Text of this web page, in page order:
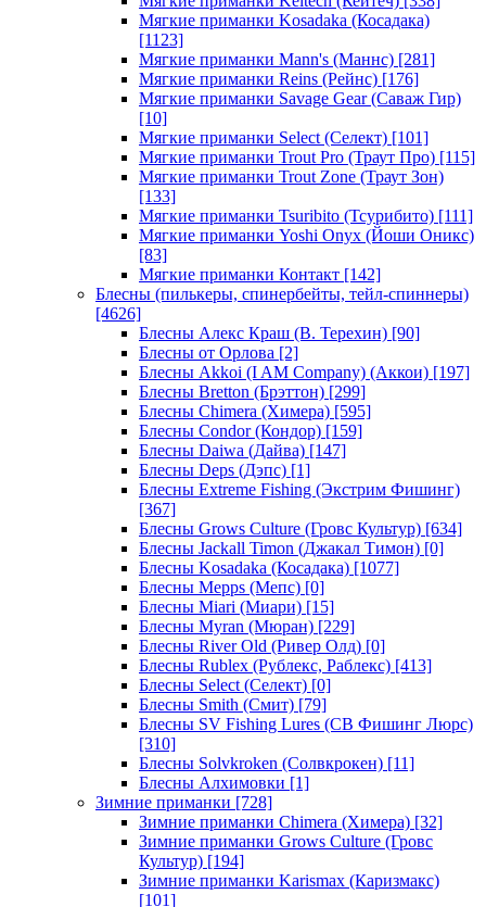
Мягкие приманки Kosadaka (Косадака)
[1123]
Мягкие приманки Mann's (Маннс) [281]
Мягкие приманки Reins (Рейнс) [176]
Мягкие приманки Savage Gear (Саваж Гир)
[10]
Мягкие приманки Select (Селект) [101]
Мягкие приманки Trout Pro (Траут Про) [115]
Мягкие приманки Trout Zone (Траут Зон)
[133]
Мягкие приманки Tsuribito (Тсурибито) [111]
Мягкие приманки Yoshi Onyx (Йоши Оникс)
[83]
Мягкие приманки Контакт [142]
Блесны (пилькеры, спинербейты, тейл-спиннеры)
[4626]
Блесны Алекс Краш (В. Терехин) [90]
Блесны от Орлова [2]
Блесны Akkoi (I AM Company) (Аккои) [197]
Блесны Bretton (Брэттон) [299]
Блесны Chimera (Химера) [595]
Блесны Condor (Кондор) [159]
Блесны Daiwa (Дайва) [147]
Блесны Deps (Дэпс) [1]
Блесны Extreme Fishing (Экстрим Фишинг)
[367]
Блесны Grows Culture (Гровс Культур) [634]
Блесны Jackall Timon (Джакал Тимон) [0]
Блесны Kosadaka (Косадака) [1077]
Блесны Mepps (Мепс) [0]
Блесны Miari (Миари) [15]
Блесны Myran (Мюран) [229]
Блесны River Old (Ривер Олд) [0]
Блесны Rublex (Рублекс, Раблекс) [413]
Блесны Select (Селект) [0]
Блесны Smith (Смит) [79]
Блесны SV Fishing Lures (СВ Фишинг Люрс)
[310]
Блесны Solvkroken (Солвкрокен) [11]
Блесны Алхимовки [1]
Зимние приманки [728]
Зимние приманки Chimera (Химера) [32]
Зимние приманки Grows Culture (Гровс
Культур) [194]
Зимние приманки Karismax (Каризмакс)
[101]